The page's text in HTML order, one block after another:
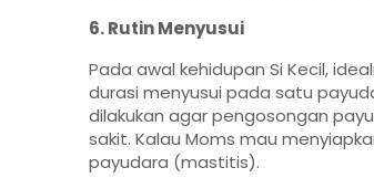
6. Rutin Menyusui
Pada awal kehidupan Si Kecil,
durasi menyusui pada satu
dilakukan agar pengosongan
sakit. Kalau Moms mau
payudara (mastitis).